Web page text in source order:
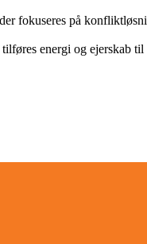
fokuseres på
energi og ejerskab til